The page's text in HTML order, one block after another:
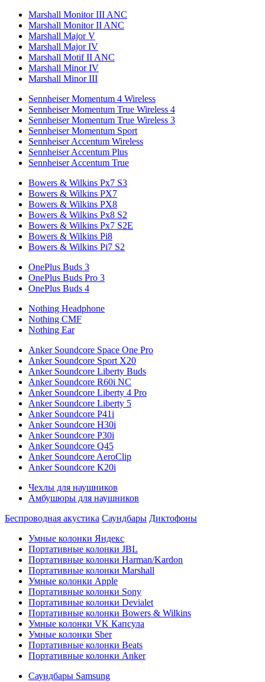
Marshall Monitor III ANC
Marshall Monitor II ANC
Marshall Major V
Marshall Major IV
Marshall Motif II ANC
Marshall Minor IV
Marshall Minor III
Sennheiser Momentum 4 Wireless
Sennheiser Momentum True Wireless 4
Sennheiser Momentum True Wireless 3
Sennheiser Momentum Sport
Sennheiser Accentum Wireless
Sennheiser Accentum Plus
Sennheiser Accentum True
Bowers & Wilkins Px7 S3
Bowers & Wilkins PX7
Bowers & Wilkins PX8
Bowers & Wilkins Px8 S2
Bowers & Wilkins Px7 S2E
Bowers & Wilkins Pi8
Bowers & Wilkins Pi7 S2
OnePlus Buds 3
OnePlus Buds Pro 3
OnePlus Buds 4
Nothing Headphone
Nothing CMF
Nothing Ear
Anker Soundcore Space One Pro
Anker Soundcore Sport X20
Anker Soundcore Liberty Buds
Anker Soundcore R60i NC
Anker Soundcore Liberty 4 Pro
Anker Soundcore Liberty 5
Anker Soundcore P41i
Anker Soundcore H30i
Anker Soundcore P30i
Anker Soundcore Q45
Anker Soundcore AeroClip
Anker Soundcore K20i
Чехлы для наушников
Амбушюры для наушников
Беспроводная акустика Саундбары Диктофоны
Умные колонки Яндекс
Портативные колонки JBL
Портативные колонки Harman/Kardon
Портативные колонки Marshall
Умные колонки Apple
Портативные колонки Sony
Портативные колонки Devialet
Портативные колонки Bowers & Wilkins
Умные колонки VK Капсула
Умные колонки Sber
Портативные колонки Beats
Портативные колонки Anker
Саундбары Samsung